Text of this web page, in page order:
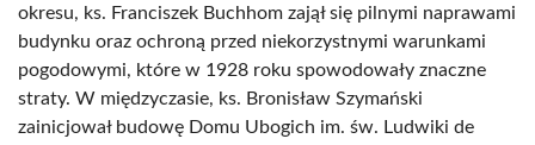
okresu, ks. Franciszek Buchhom zajął się pilnymi naprawami
budynku oraz ochroną przed niekorzystnymi warunkami
pogodowymi, które w 1928 roku spowodowały znaczne
straty. W międzyczasie, ks. Bronisław Szymański
zainicjował budowę Domu Ubogich im. św. Ludwiki de